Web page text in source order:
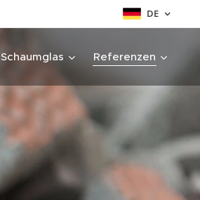
DE
Schaumglas Referenzen